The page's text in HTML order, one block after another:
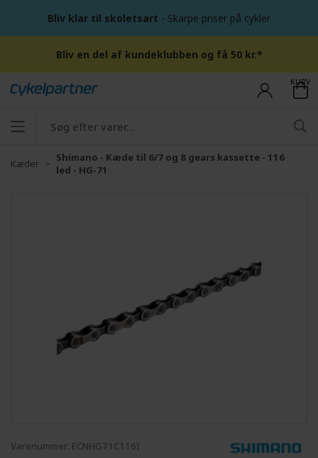
Bliv klar til skoletsart - Skarpe priser på cykler
Bliv en del af kundeklubben og få 50 kr.*
KURV
Kæder
Shimano - Kæde til 6/7 og 8 gears kassette - 116
led - HG-71
Varenummer: ECNHG71C116I